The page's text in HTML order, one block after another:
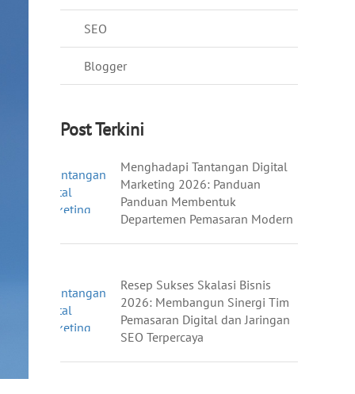
SEO
Blogger
Post Terkini
Menghadapi Tantangan Digital
Marketing 2026: Panduan
Panduan Membentuk
Departemen Pemasaran Modern
Resep Sukses Skalasi Bisnis
2026: Membangun Sinergi Tim
Pemasaran Digital dan Jaringan
SEO Terpercaya